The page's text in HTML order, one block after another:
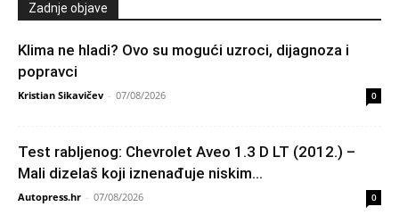
Zadnje objave
Klima ne hladi? Ovo su mogući uzroci, dijagnoza i
popravci
Kristian Sikavičev - 07/08/2026 0
Test rabljenog: Chevrolet Aveo 1.3 D LT (2012.) –
Mali dizelaš koji iznenađuje niskim...
Autopress.hr - 07/08/2026 0